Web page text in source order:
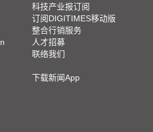
科技产业报订阅
订阅DIGITIMES移动版
整合行销服务
人才招募
联络我们
下载新闻App